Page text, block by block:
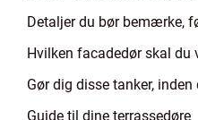
Detaljer du bør bemærke,
Hvilken facadedør skal du
Gør dig disse tanker,
Guide til dine terrassedøre